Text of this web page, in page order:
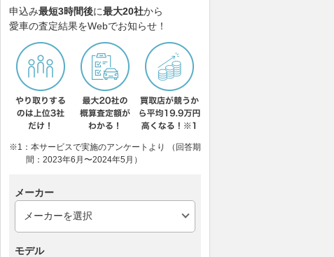
申込み最短3時間後に最大20社から
愛車の査定結果をWebでお知らせ！
※1：本サービスで実施のアンケートより （回答期
間：2023年6月〜2024年5月）
メーカー
モデル